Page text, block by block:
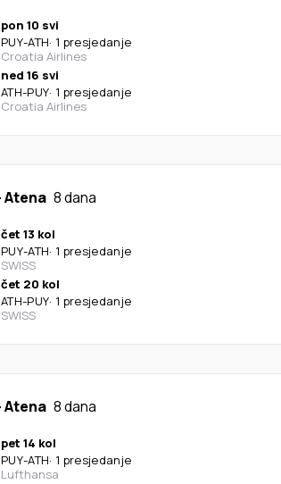
pon 10 svi
PUY-ATH· 1 presjedanje
Croatia Airlines
ned 16 svi
ATH-PUY· 1 presjedanje
Croatia Airlines
Atena 8 dana
čet 13 kol
PUY-ATH· 1 presjedanje
SWISS
čet 20 kol
ATH-PUY· 1 presjedanje
SWISS
Atena 8 dana
pet 14 kol
PUY-ATH· 1 presjedanje
Lufthansa